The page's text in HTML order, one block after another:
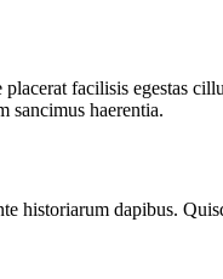
facilisis egestas
sancimus haerentia.
dapibus.